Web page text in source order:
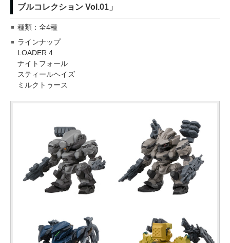
ブルコレクション Vol.01」
種類：全4種
ラインナップ
LOADER 4
ナイトフォール
スティールヘイズ
ミルクトゥース